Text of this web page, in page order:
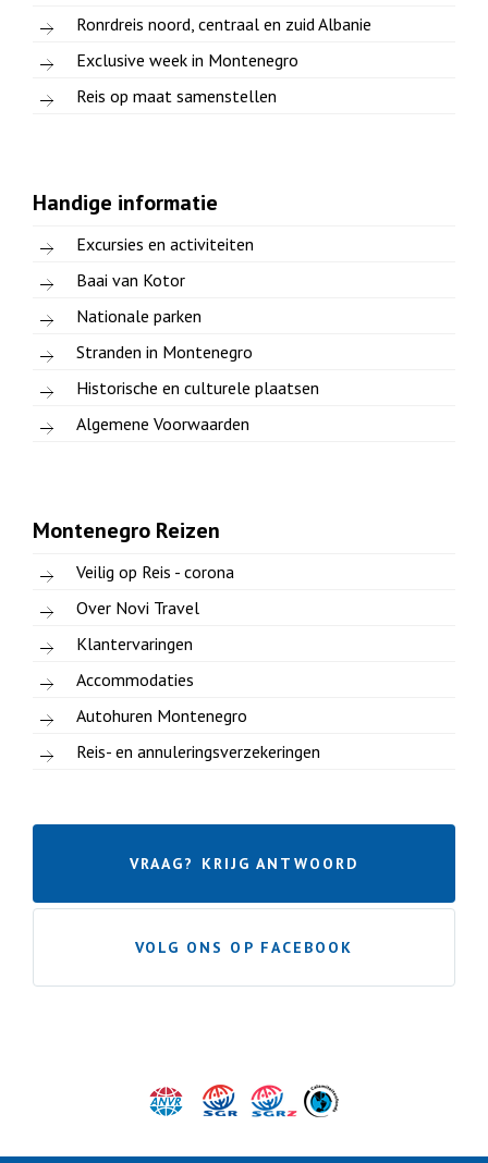
Ronrdreis noord, centraal en zuid Albanie
Exclusive week in Montenegro
Reis op maat samenstellen
Handige informatie
Excursies en activiteiten
Baai van Kotor
Nationale parken
Stranden in Montenegro
Historische en culturele plaatsen
Algemene Voorwaarden
Montenegro Reizen
Veilig op Reis - corona
Over Novi Travel
Klantervaringen
Accommodaties
Autohuren Montenegro
Reis- en annuleringsverzekeringen
VRAAG? KRIJG ANTWOORD
VOLG ONS OP FACEBOOK